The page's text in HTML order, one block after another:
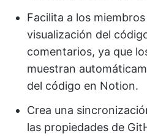
Facilita a los
visualización del
comentarios, ya que
muestran
del código en Notion.
Crea una
las propiedades de